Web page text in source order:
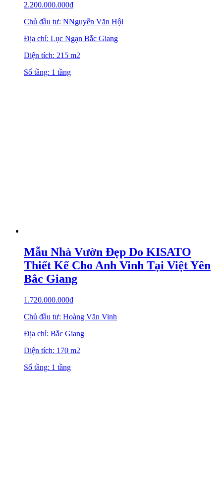
2.200.000.000₫
Chủ đầu tư: NNguyễn Văn Hội
Địa chỉ: Lục Ngạn Bắc Giang
Diện tích: 215 m2
Số tầng: 1 tầng
Mẫu Nhà Vườn Đẹp Do KISATO
Thiết Kế Cho Anh Vinh Tại Việt Yên
Bắc Giang
1.720.000.000₫
Chủ đầu tư: Hoàng Văn Vinh
Địa chỉ: Bắc Giang
Diện tích: 170 m2
Số tầng: 1 tầng